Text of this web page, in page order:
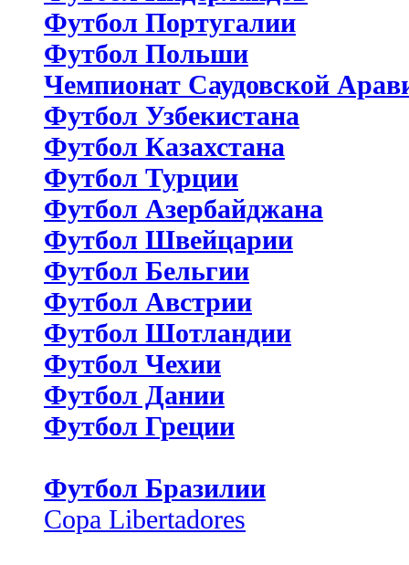
Футбол Португалии
Футбол Польши
Чемпионат Саудовской
Футбол Узбекистана
Футбол Казахстана
Футбол Турции
Футбол Азербайджана
Футбол Швейцарии
Футбол Бельгии
Футбол Австрии
Футбол Шотландии
Футбол Чехии
Футбол Дании
Футбол Греции
Футбол Бразилии
Copa Libertadores